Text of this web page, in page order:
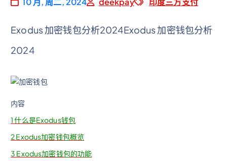
Exodus 加密钱包分析2024Exodus 加密钱包分析
2024
内容
1什么是Exodus钱包
2Exodus加密钱包概览
3 Exodus加密钱包的功能